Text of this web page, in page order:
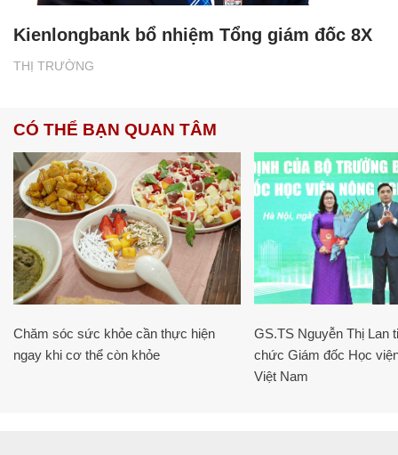
THỊ TRƯỜNG
Kienlongbank bổ nhiệm Tổng giám đốc 8X
CÓ THỂ BẠN QUAN TÂM
Chăm sóc sức khỏe cần thực hiện
ngay khi cơ thể còn khỏe
GS.TS Nguyễn Thị Lan
chức Giám đốc Học
Việt Nam